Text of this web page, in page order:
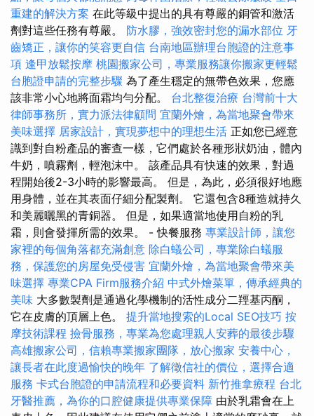
重建的解決方案 在此等級中提出的具有尊嚴的銅管和激活
劑對這些任務有尊嚴。 防水膠，強效密封您的漏水部位 牙
齒矯正，讓你的笑容更自信 台南地區辦理台胞證的注意事
項 逢甲放鬆按摩 桃園搬家公司，專業服務讓你搬家更輕鬆
台胞證申請的完整步驟 為了產生穩定的無帶色效果，您應
該非常小心地將面霜均勻分配。 台北整復治療 台灣前十大
律師事務所，實力派法律顧問 宜蘭外燴，為當地聚會帶來
美味選擇 居家設計，實現夢想中的理想生活 正如您已經意
識到對自粉產品的審查一樣，它們處於各種形狀奶油，體內
牛奶，噴霧劑，輕泡沫中。 該產品具有快速的效果，對過
程開始後2-3小時的影響最高。 但是，為此，必須很好地應
用身體，並在其表面仔細分配製劑。 它還包含8種造就持久
和美麗曬黑的青銅器。 但是，如果適當地使用自粉的乳
霜，則會發揮所需的效果。 - 快餐服務 專業設計師，讓您
家裡的每個角落都充滿創意 除白蟻公司，專業除白蟻服
務，保護您的房屋免受侵害 宜蘭外燴，為當地聚會帶來美
味選擇 專業CPA Firm服務介紹 中式外燴菜單，傳承經典的
美味 大多數製劑是通過化學機制的活性成分二羥基丙酮，
它在皮膚的頂層上色。 提升當地搜索的Local SEO技巧 按
摩技術課程 撿骨服務，專業為您處理親人安葬的最後步驟
高雄搬家公司，信賴專業搬家團隊，放心搬家 安養中心，
讓長者在此度過愉快的晚年 了解徵信社的價位，選擇合適
服務 卡式台胞證的申請流程和必要資料 新竹推拿療程 台北
牙醫推薦，為你的口腔健康提供專業保障 由於乳霜會在上